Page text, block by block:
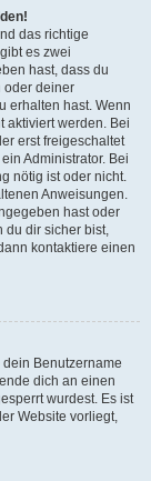
das richtige
es zwei
hast, dass du
oder deiner
erhalten hast. Wenn
aktiviert werden. Bei
erst freigeschaltet
Administrator. Bei
nötig ist oder nicht.
Anweisungen.
hast oder
du dir sicher bist,
kontaktiere einen
Benutzername
dich an einen
wurdest. Es ist
Website vorliegt,